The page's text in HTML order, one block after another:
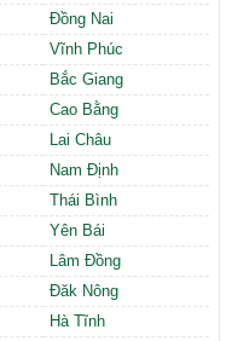
Đồng Nai
Vĩnh Phúc
Bắc Giang
Cao Bằng
Lai Châu
Nam Định
Thái Bình
Yên Bái
Lâm Đồng
Đăk Nông
Hà Tĩnh